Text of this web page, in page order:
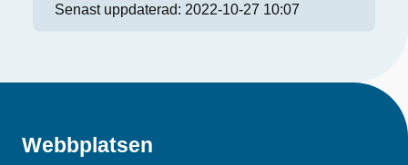
Senast uppdaterad: 2022-10-27 10:07
Webbplatsen